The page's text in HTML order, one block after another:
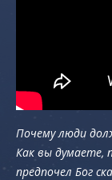
Почему люди
Как вы думаете,
предпочел Бог